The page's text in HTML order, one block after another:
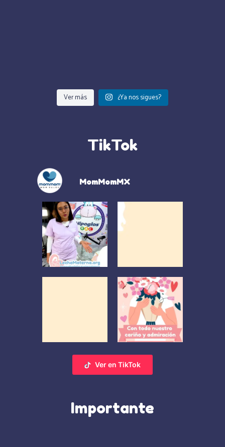
Ver más ¿Ya nos sigues?
TikTok
MomMomMX
Ver en TikTok
Importante